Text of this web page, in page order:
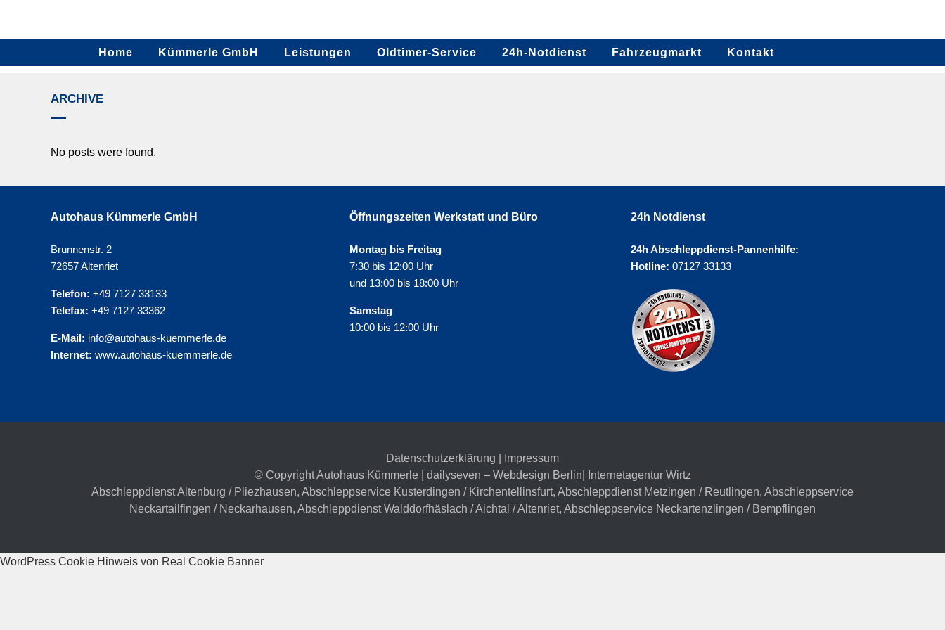
Home Kümmerle GmbH Leistungen Oldtimer-Service 24h-Notdienst Fahrzeugmarkt Kontakt
ARCHIVE
No posts were found.
Autohaus Kümmerle GmbH
Brunnenstr. 2
72657 Altenriet
Telefon: +49 7127 33133
Telefax: +49 7127 33362
E-Mail: info@autohaus-kuemmerle.de
Internet: www.autohaus-kuemmerle.de
Öffnungszeiten Werkstatt und Büro
Montag bis Freitag
7:30 bis 12:00 Uhr
und 13:00 bis 18:00 Uhr
Samstag
10:00 bis 12:00 Uhr
24h Notdienst
24h Abschleppdienst-Pannenhilfe:
Hotline: 07127 33133
Datenschutzerklärung
Impressum
© Copyright Autohaus Kümmerle | dailyseven – Webdesign Berlin | Internetagentur Wirtz
Abschleppdienst Altenburg / Pliezhausen, Abschleppservice Kusterdingen / Kirchentellinsfurt, Abschleppdienst Metzingen / Reutlingen, Abschleppservice
Neckartailfingen / Neckarhausen, Abschleppdienst Walddorfhäslach / Aichtal / Altenriet, Abschleppservice Neckartenzlingen / Bempflingen
WordPress Cookie Hinweis von Real Cookie Banner